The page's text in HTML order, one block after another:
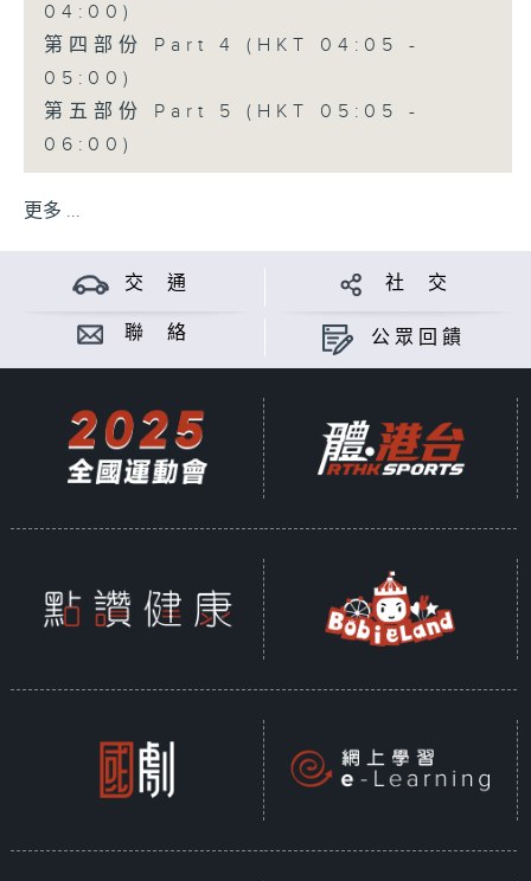
04:00)
第四部份 Part 4 (HKT 04:05 -
05:00)
第五部份 Part 5 (HKT 05:05 -
06:00)
更多 ...
交 通 社 交
聯 絡 公眾回饋